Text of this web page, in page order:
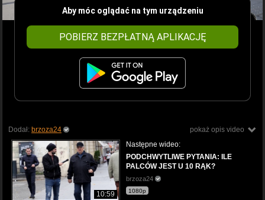
Aby móc oglądać na tym urządzeniu
POBIERZ BEZPŁATNĄ APLIKACJĘ
pokaż opis video
Dodał: brzoza24
10:59
Następne wideo:
PODCHWYTLIWE PYTANIA: ILE
PALCÓW JEST U 10 RĄK?
brzoza24
1080p